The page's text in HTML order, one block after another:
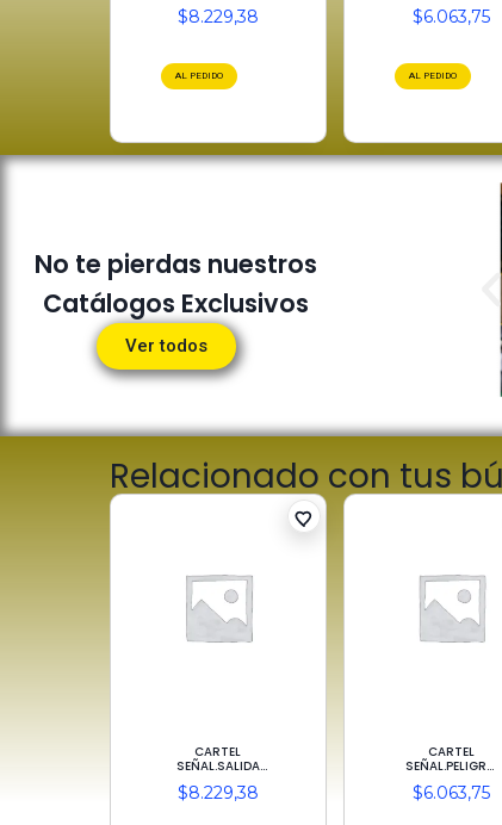
30X15
$8.229,38
AL PEDIDO
AUTORIZADO
$6.063,75
AL PEDIDO
Ver todos
No te pierdas nuestros
Catálogos Exclusivos
Relacionado con tus
CARTEL
SEÑAL.SALIDA
30X15
$8.229,38
CARTEL
SEÑAL.PELIGRO
AUTORIZADO
$6.063,75